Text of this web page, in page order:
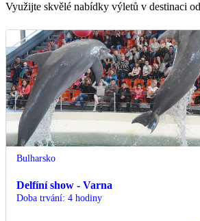
Využijte skvělé nabídky výletů v destinaci
Bulharsko
Delfíní show - Varna
Doba trvání: 4 hodiny